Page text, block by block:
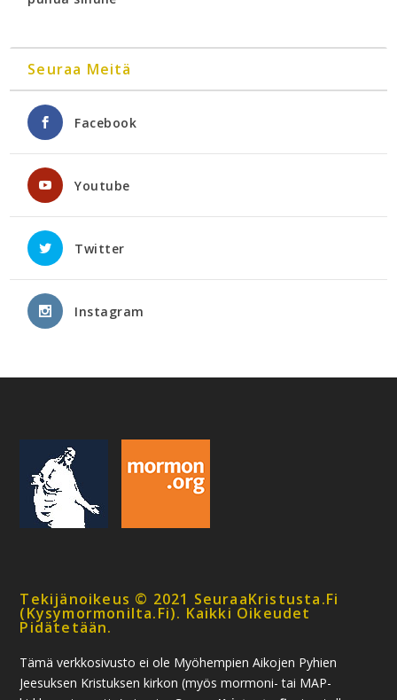
Seuraa Meitä
Facebook
Youtube
Twitter
Instagram
Tekijänoikeus © 2021 SeuraaKristusta.fi
(kysymormonilta.fi). Kaikki Oikeudet
Pidätetään.
Tämä verkkosivusto ei ole Myöhempien Aikojen Pyhien
Jeesuksen Kristuksen kirkon (myös mormoni- tai MAP-